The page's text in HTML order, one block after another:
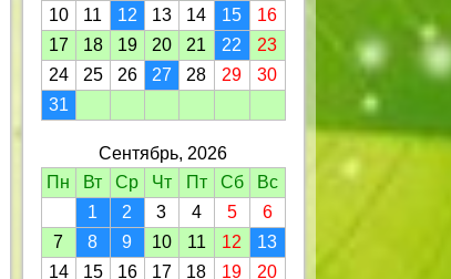
10
11 12 13 14 15
16
17
18 19 20 21 22
23
24
25 26 27 28 29
30
31
Сентябрь, 2026
Пн
Вт Ср Чт Пт Сб
Вс
1
2 3 4 5
6
7
8 9 10 11 12
13
14
15 16 17 18 19
20